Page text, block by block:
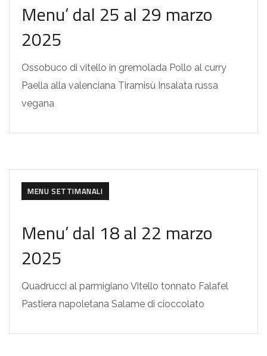
Menu’ dal 25 al 29 marzo
2025
Ossobuco di vitello in gremolada Pollo al curry
Paella alla valenciana Tiramisù Insalata russa
vegana
MENU SETTIMANALI
Menu’ dal 18 al 22 marzo
2025
Quadrucci al parmigiano Vitello tonnato Falafel
Pastiera napoletana Salame di cioccolato